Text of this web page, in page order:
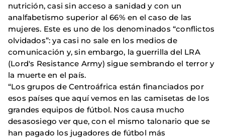
nutrición, casi sin acceso a sanidad y con un
analfabetismo superior al 66% en el caso de las
mujeres. Este es uno de los denominados “conflictos
olvidados”: ya casi no sale en los medios de
comunicación y, sin embargo, la guerrilla del LRA
(Lord's Resistance Army) sigue sembrando el terror y
la muerte en el país.
“Los grupos de Centroáfrica están financiados por
esos países que aquí vemos en las camisetas de los
grandes equipos de fútbol. Nos causa mucho
desasosiego ver que, con el mismo talonario que se
han pagado los jugadores de fútbol más